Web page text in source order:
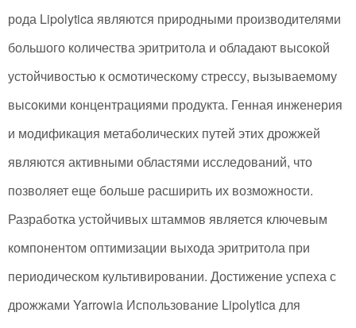
рода Lipolytica являются природными производителями
большого количества эритритола и обладают высокой
устойчивостью к осмотическому стрессу, вызываемому
высокими концентрациями продукта. Генная инженерия
и модификация метаболических путей этих дрожжей
являются активными областями исследований, что
позволяет еще больше расширить их возможности.
Разработка устойчивых штаммов является ключевым
компонентом оптимизации выхода эритритола при
периодическом культивировании. Достижение успеха с
дрожжами Yarrowia Использование Lipolytica для